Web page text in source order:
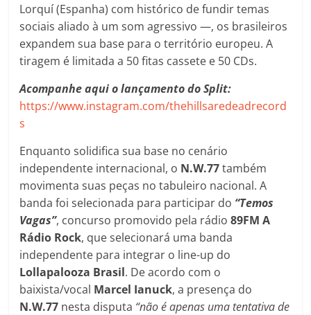
Lorquí (Espanha) com histórico de fundir temas
sociais aliado à um som agressivo —, os brasileiros
expandem sua base para o território europeu. A
tiragem é limitada a 50 fitas cassete e 50 CDs.
Acompanhe aqui o lançamento do Split:
https://www.instagram.com/thehillsaredeadrecord
s
Enquanto solidifica sua base no cenário
independente internacional, o N.W.77também
movimenta suas peças no tabuleiro nacional. A
banda foi selecionada para participar do “Temos
Vagas”, concurso promovido pela rádio89FM A
Rádio Rock, que selecionará uma banda
independente para integrar o line-up do
Lollapalooza Brasil. De acordo com o
baixista/vocal Marcel Ianuck, a presença do
N.W.77 nesta disputa “não é apenas uma tentativa de